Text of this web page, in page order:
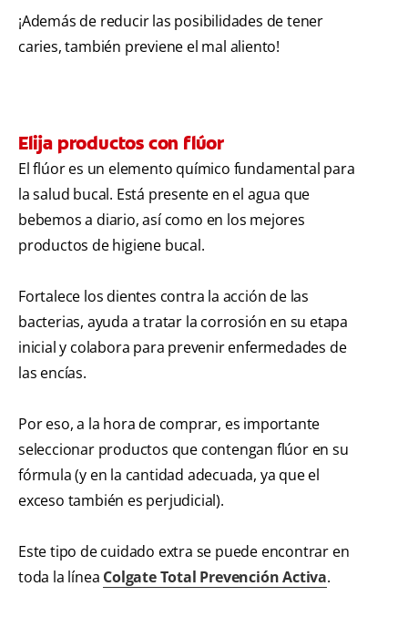
¡Además de reducir las posibilidades de tener
caries, también previene el mal aliento!
Elija productos con flúor
El flúor es un elemento químico fundamental para
la salud bucal. Está presente en el agua que
bebemos a diario, así como en los mejores
productos de higiene bucal.
Fortalece los dientes contra la acción de las
bacterias, ayuda a tratar la corrosión en su etapa
inicial y colabora para prevenir enfermedades de
las encías.
Por eso, a la hora de comprar, es importante
seleccionar productos que contengan flúor en su
fórmula (y en la cantidad adecuada, ya que el
exceso también es perjudicial).
Este tipo de cuidado extra se puede encontrar en
toda la línea Colgate Total Prevención Activa.